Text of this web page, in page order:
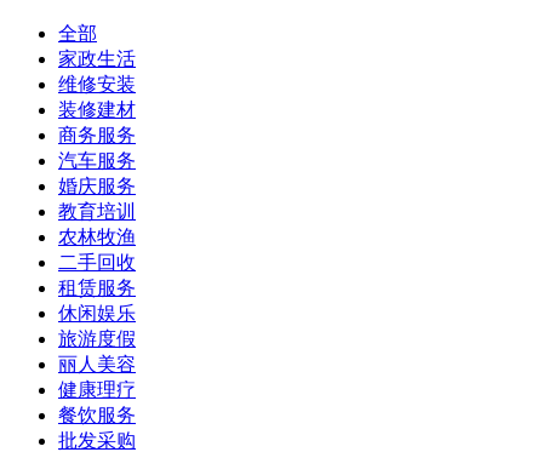
全部
家政生活
维修安装
装修建材
商务服务
汽车服务
婚庆服务
教育培训
农林牧渔
二手回收
租赁服务
休闲娱乐
旅游度假
丽人美容
健康理疗
餐饮服务
批发采购